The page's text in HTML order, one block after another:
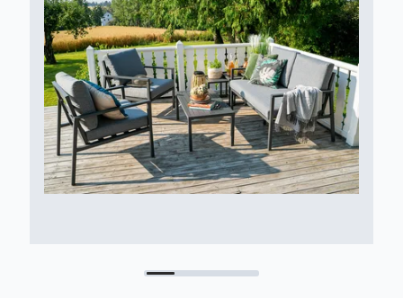
Ferdig montert, trenger ikke montering
Antall kartonger 1
Vedlikehold
Møbelets treverk oljes ved slitasje og behov for å
øke levetiden og beholde fargen. Riper og skader
kan pusses bort med fint sandpapir før det settes
inn med olje. Vi anbefaler Owatrol teakolje,
Owatrol treolje og Owatrol Polytrol fargefornyer.
Putetrekkene kan vaskes.